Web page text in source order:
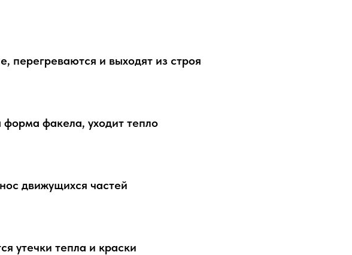
перегреваются и выходят из строя
факела, уходит тепло
движущихся частей
утечки тепла и краски